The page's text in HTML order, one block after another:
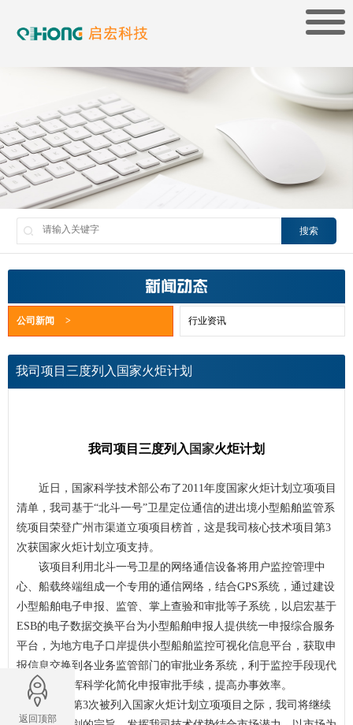
搜索
新闻动态
公司新闻 > 行业资讯
我司项目三度列入国家火炬计划
我司项目三度列入 国家火炬计划
近日， 国家科学技术部公布了2011年度国家火炬计划立项项目
清单，我司基于“北斗一号”卫星定位通信的进出境小型船舶监管系
统项目荣登广州市渠道立项项目榜首，这是我司核心技术项目第3
次获国家火炬计划立项支持。
该项目利用北斗一号卫星的网络通信设备将用户监控管理中
心、船载终端组成一个专用的通信网络，结合GPS系统，通过建设
小型船舶电子申报、监管、掌上查验和审批等子系统，以启宏基于
ESB的电子数据交换平台为小型船舶申报人提供统一申报综合服务
平台 ，为地方电子口岸提供小型船舶监控可视化信息平台 ，获取申
报信息交换到各业务监管部门的审批业务系统，利于监控手段现代
化，决策指挥科学化简化申报审批手续，提高办事效率。
在连续第3次被列入国家火炬计划立项项目之际，我司将继续
返回顶部